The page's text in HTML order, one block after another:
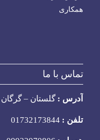
همکاری
تماس با ما
آدرس : گلستان – گرگان
تلفن :